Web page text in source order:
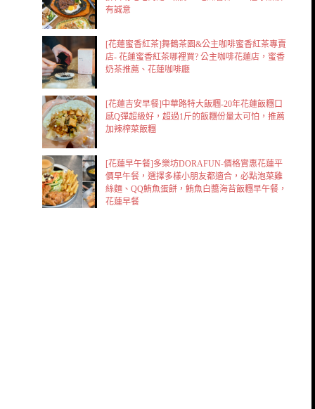
有誠意
[花蓮蜜香紅茶]舞鶴茶園&公主咖啡蜜香紅茶專賣
店- 花蓮蜜香紅茶哪裡買? 公主咖啡花蓮店，蜜香
奶茶推薦、花蓮咖啡廳
[花蓮吉安早餐]中華路特大飯糰-20年花蓮飯糰口
感Q彈超級好，超過1斤的飯糰份量太可怕，推薦
加辣榨菜飯糰
[花蓮早午餐]多樂坊DORAFUN-價格實惠花蓮平
價早午餐，選擇多樣小朋友都適合，必點泡菜雞
絲麵、QQ鮪魚蛋餅，鮪魚白醬海苔飯糰早午餐，
花蓮早餐